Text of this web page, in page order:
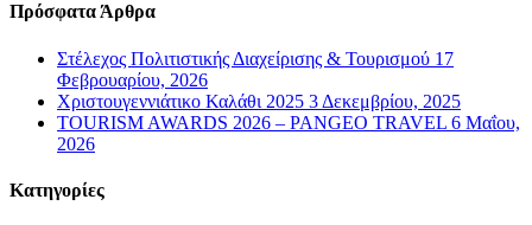
Πρόσφατα Άρθρα
Στέλεχος Πολιτιστικής Διαχείρισης & Τουρισμού 17
Φεβρουαρίου, 2026
Χριστουγεννιάτικο Καλάθι 2025 3 Δεκεμβρίου, 2025
TOURISM AWARDS 2026 – PANGEO TRAVEL 6 Μαΐου,
2026
Kατηγορίες